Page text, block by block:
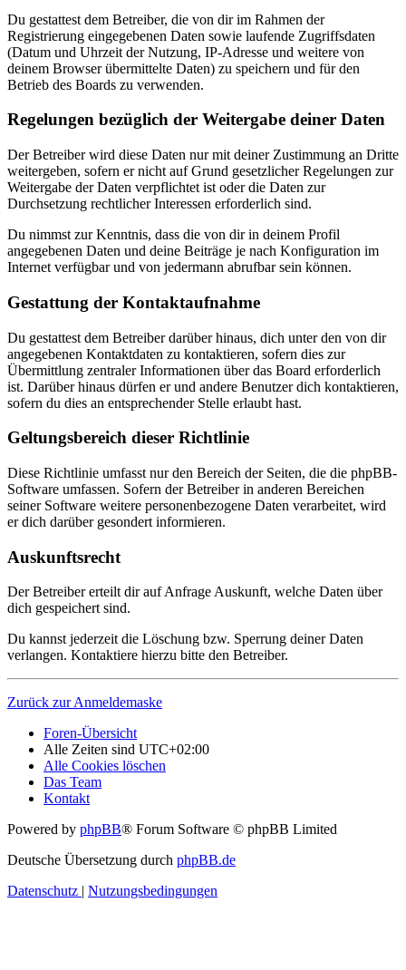
Du gestattest dem Betreiber, die von dir im Rahmen der
Registrierung eingegebenen Daten sowie laufende Zugriffsdaten
(Datum und Uhrzeit der Nutzung, IP-Adresse und weitere von
deinem Browser übermittelte Daten) zu speichern und für den
Betrieb des Boards zu verwenden.
Regelungen bezüglich der Weitergabe deiner Daten
Der Betreiber wird diese Daten nur mit deiner Zustimmung an Dritte
weitergeben, sofern er nicht auf Grund gesetzlicher Regelungen zur
Weitergabe der Daten verpflichtet ist oder die Daten zur
Durchsetzung rechtlicher Interessen erforderlich sind.
Du nimmst zur Kenntnis, dass die von dir in deinem Profil
angegebenen Daten und deine Beiträge je nach Konfiguration im
Internet verfügbar und von jedermann abrufbar sein können.
Gestattung der Kontaktaufnahme
Du gestattest dem Betreiber darüber hinaus, dich unter den von dir
angegebenen Kontaktdaten zu kontaktieren, sofern dies zur
Übermittlung zentraler Informationen über das Board erforderlich
ist. Darüber hinaus dürfen er und andere Benutzer dich kontaktieren,
sofern du dies an entsprechender Stelle erlaubt hast.
Geltungsbereich dieser Richtlinie
Diese Richtlinie umfasst nur den Bereich der Seiten, die die phpBB-
Software umfassen. Sofern der Betreiber in anderen Bereichen
seiner Software weitere personenbezogene Daten verarbeitet, wird
er dich darüber gesondert informieren.
Auskunftsrecht
Der Betreiber erteilt dir auf Anfrage Auskunft, welche Daten über
dich gespeichert sind.
Du kannst jederzeit die Löschung bzw. Sperrung deiner Daten
verlangen. Kontaktiere hierzu bitte den Betreiber.
Zurück zur Anmeldemaske
Foren-Übersicht
Alle Zeiten sind UTC+02:00
Alle Cookies löschen
Das Team
Kontakt
Powered by phpBB® Forum Software © phpBB Limited
Deutsche Übersetzung durch phpBB.de
Datenschutz | Nutzungsbedingungen